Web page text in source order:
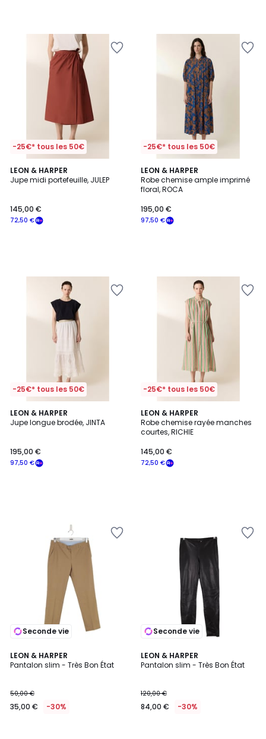
-25€* tous les 50€
LEON & HARPER
Jupe midi portefeuille, JULEP
72,50 €
145,00 €
-25€* tous les 50€
LEON & HARPER
Robe chemise ample imprimé
floral, ROCA
97,50 €
195,00 €
-25€* tous les 50€
LEON & HARPER
Jupe longue brodée, JINTA
97,50 €
195,00 €
-25€* tous les 50€
LEON & HARPER
Robe chemise rayée manches
courtes, RICHIE
72,50 €
145,00 €
Seconde vie
LEON & HARPER
Pantalon slim - Très Bon État
50,00 €
35,00 € -30%
Seconde vie
LEON & HARPER
Pantalon slim - Très Bon État
120,00 €
84,00 € -30%